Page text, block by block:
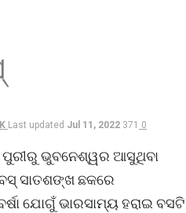
Last updated Jul 11, 2022 371 0
ଭୁବନେଶ୍ୱର ଆସୁଥିବା
ବସ୍ ସାତଶଙ୍ଖ ଛକରେ
ଯୋଗୁଁ ଭାରସାମ୍ୟ ହରାଇ ବସଟି